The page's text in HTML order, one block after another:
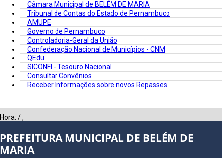
Câmara Municipal de BELÉM DE MARIA
Tribunal de Contas do Estado de Pernambuco
AMUPE
Governo de Pernambuco
Controladoria-Geral da União
Confederação Nacional de Municípios - CNM
QEdu
SICONFI - Tesouro Nacional
Consultar Convênios
Receber Informações sobre novos Repasses
Hora: /,
PREFEITURA MUNICIPAL DE BELÉM DE
MARIA